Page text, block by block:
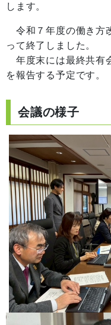
します。
令和７年度の働き方
って終了しました。
年度末には最終共有
を報告する予定です。
会議の様子